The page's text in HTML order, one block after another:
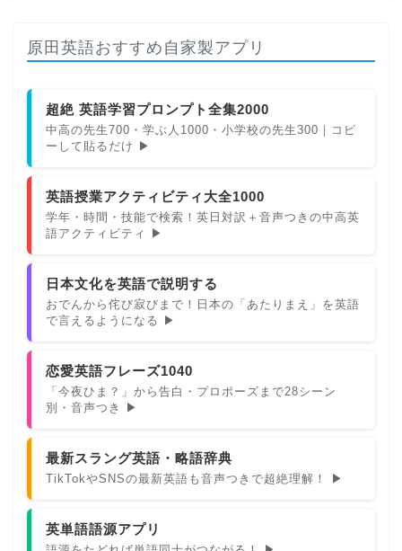
原田英語おすすめ自家製アプリ
超絶 英語学習プロンプト全集2000
中高の先生700・学ぶ人1000・小学校の先生300｜コピ
ーして貼るだけ ▶
英語授業アクティビティ大全1000
学年・時間・技能で検索！英日対訳＋音声つきの中高英
語アクティビティ ▶
日本文化を英語で説明する
おでんから侘び寂びまで！日本の「あたりまえ」を英語
で言えるようになる ▶
恋愛英語フレーズ1040
「今夜ひま？」から告白・プロポーズまで28シーン
別・音声つき ▶
最新スラング英語・略語辞典
TikTokやSNSの最新英語も音声つきで超絶理解！ ▶
英単語語源アプリ